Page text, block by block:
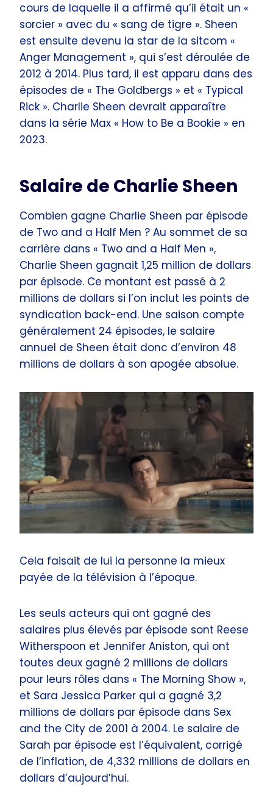
cours de laquelle il a affirmé qu’il était un «
sorcier » avec du « sang de tigre ». Sheen
est ensuite devenu la star de la sitcom «
Anger Management », qui s’est déroulée de
2012 à 2014. Plus tard, il est apparu dans des
épisodes de « The Goldbergs » et « Typical
Rick ». Charlie Sheen devrait apparaître
dans la série Max « How to Be a Bookie » en
2023.
Salaire de Charlie Sheen
Combien gagne Charlie Sheen par épisode
de Two and a Half Men ? Au sommet de sa
carrière dans « Two and a Half Men »,
Charlie Sheen gagnait 1,25 million de dollars
par épisode. Ce montant est passé à 2
millions de dollars si l’on inclut les points de
syndication back-end. Une saison compte
généralement 24 épisodes, le salaire
annuel de Sheen était donc d’environ 48
millions de dollars à son apogée absolue.
Cela faisait de lui la personne la mieux
payée de la télévision à l’époque.
Les seuls acteurs qui ont gagné des
salaires plus élevés par épisode sont Reese
Witherspoon et Jennifer Aniston, qui ont
toutes deux gagné 2 millions de dollars
pour leurs rôles dans « The Morning Show »,
et Sara Jessica Parker qui a gagné 3,2
millions de dollars par épisode dans Sex
and the City de 2001 à 2004. Le salaire de
Sarah par épisode est l’équivalent, corrigé
de l’inflation, de 4,332 millions de dollars en
dollars d’aujourd’hui.